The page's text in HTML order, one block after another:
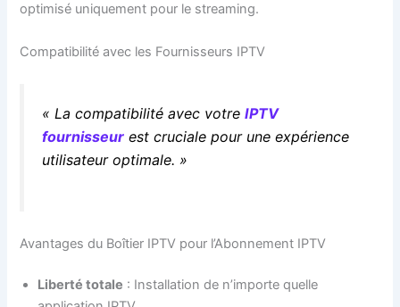
optimisé uniquement pour le streaming.
Compatibilité avec les Fournisseurs IPTV
« La compatibilité avec votreIPTV
fournisseur est cruciale pour une expérience
utilisateur optimale. »
Avantages du Boîtier IPTV pour l’Abonnement IPTV
Liberté totale : Installation de n’importe quelle